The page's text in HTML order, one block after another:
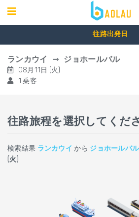
往路出発日
ランカウイ ジョホールバル
08月11日 (火)
1 乗客
往路旅程を選択してくだ
検索結果 ランカウイ から ジョホールバル
(火)